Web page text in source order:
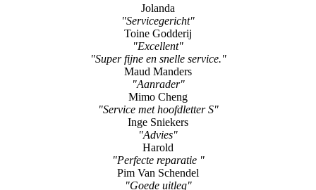
Jolanda
"Servicegericht"
Toine Godderij
"Excellent"
"Super fijne en snelle service."
Maud Manders
"Aanrader"
Mimo Cheng
"Service met hoofdletter S"
Inge Sniekers
"Advies"
Harold
"Perfecte reparatie "
Pim Van Schendel
"Goede uitleg"